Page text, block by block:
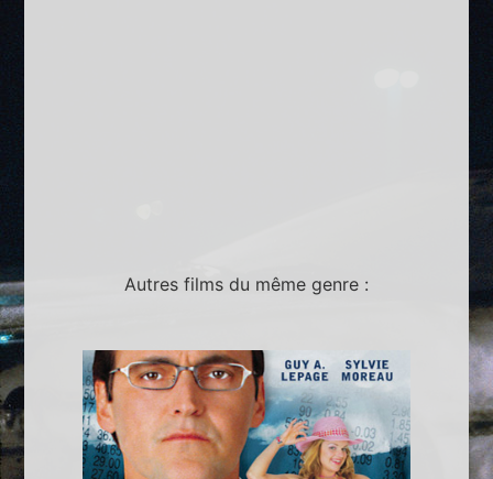
Autres films du même genre :